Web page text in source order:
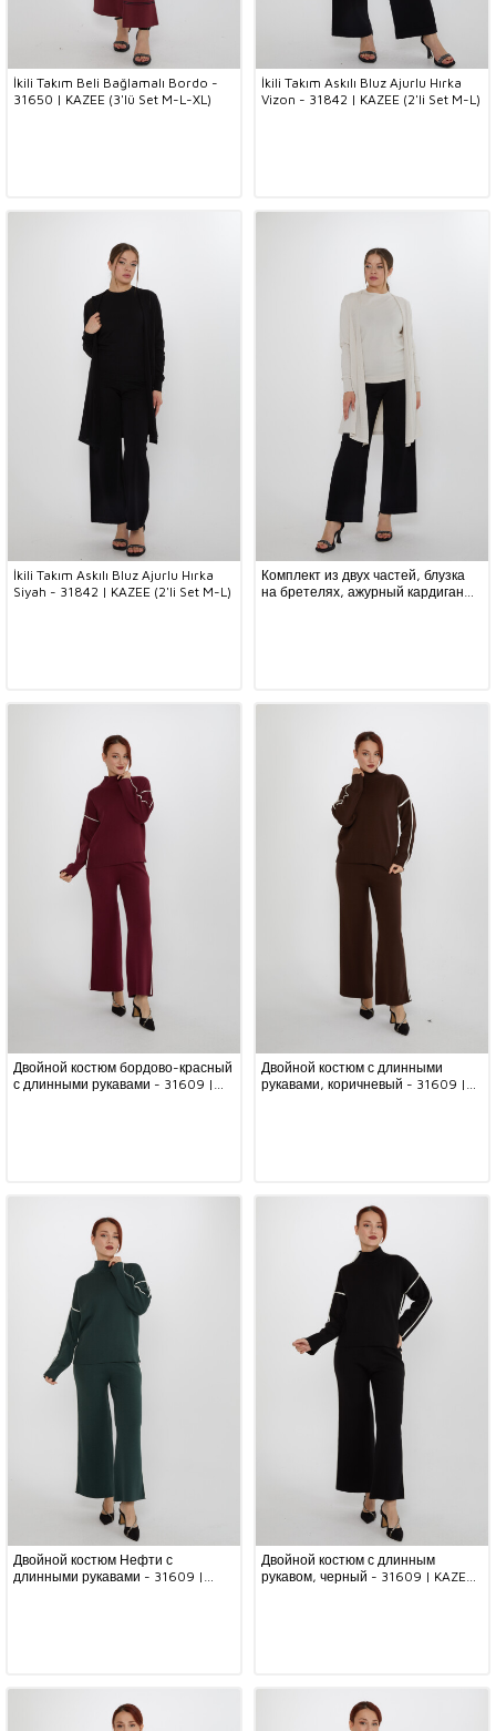
İkili Takım Beli Bağlamalı Bordo -
31650 | KAZEE (3'lü Set M-L-XL)
İkili Takım Askılı Bluz Ajurlu Hırka
Vizon - 31842 | KAZEE (2'li Set M-L)
İkili Takım Askılı Bluz Ajurlu Hırka
Siyah - 31842 | KAZEE (2'li Set M-L)
Комплект из двух частей, блузка
на бретелях, ажурный кардиган
Двойной костюм бордово-красный
с длинными рукавами - 31609 |
Двойной костюм с длинными
рукавами, коричневый - 31609 |
Двойной костюм Нефти с
длинными рукавами - 31609 |
Двойной костюм с длинным
рукавом, черный - 31609 | KAZEE